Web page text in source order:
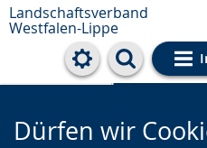
Landschaftsverband
Westfalen-Lippe
Cookie-
Dürfen wir